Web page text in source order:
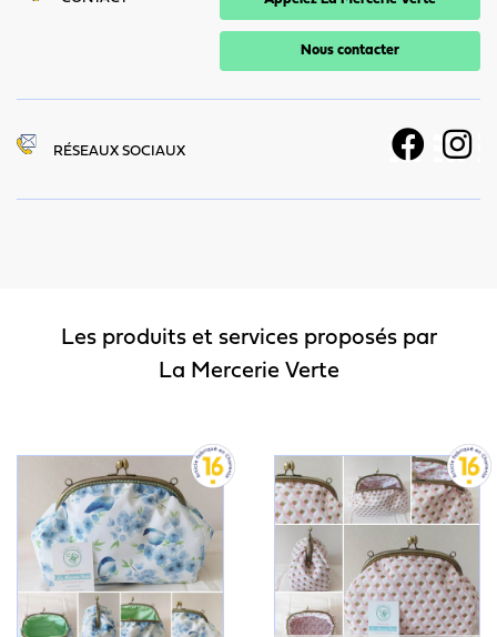
Nous contacter
RÉSEAUX SOCIAUX
Les produits et services proposés par
La Mercerie Verte